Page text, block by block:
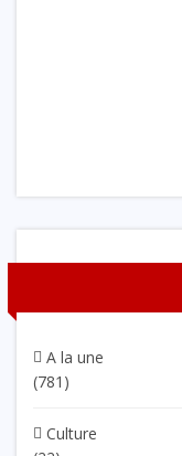
A la une
(781)
Culture